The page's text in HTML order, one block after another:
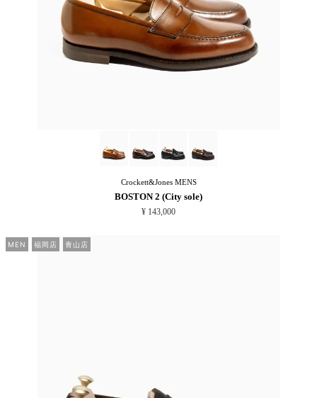
Crockett&JonesMENS
BOSTON 2 (City sole)
¥ 143,000
MEN 福岡店 青山店